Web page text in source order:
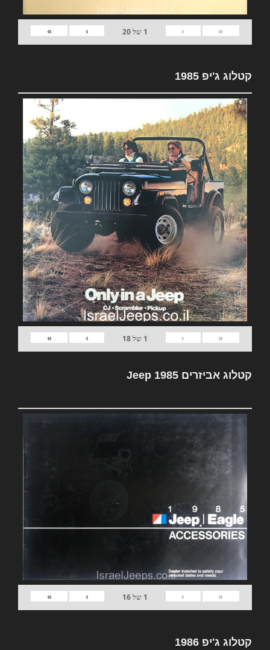
«
‹
1 של20
›
»
קטלוג ג'יפ 1985
«
‹
1 של18
›
»
קטלוג אביזרים Jeep 1985
«
‹
1 של16
›
»
קטלוג ג'יפ 1986